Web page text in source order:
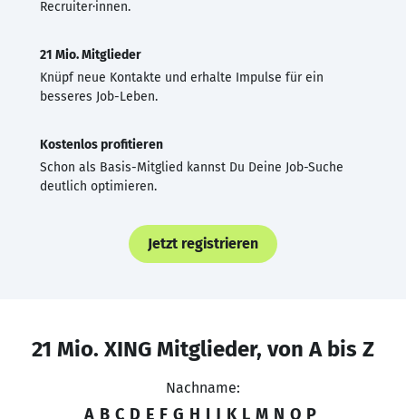
Recruiter·innen.
21 Mio. Mitglieder
Knüpf neue Kontakte und erhalte Impulse für ein
besseres Job-Leben.
Kostenlos profitieren
Schon als Basis-Mitglied kannst Du Deine Job-Suche
deutlich optimieren.
Jetzt registrieren
21 Mio. XING Mitglieder, von A bis Z
Nachname:
A B C D E F G H I J K L M N O P